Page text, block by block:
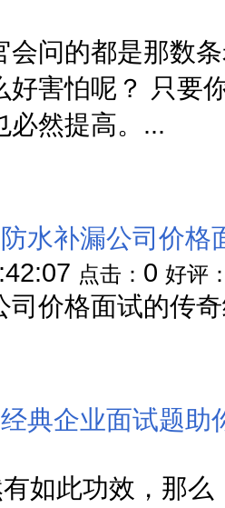
会问的都是那数
好害怕呢？ 只要
必然提高。...
水补漏公司价格
点击： 0 好评
司价格面试的传
典企业面试题助
有如此功效，那